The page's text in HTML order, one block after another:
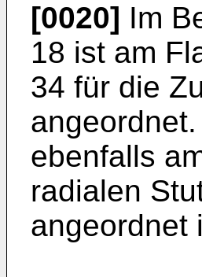
[0020] Im
18 ist am
34 für die
ebenfalls
radialen
angeordnet